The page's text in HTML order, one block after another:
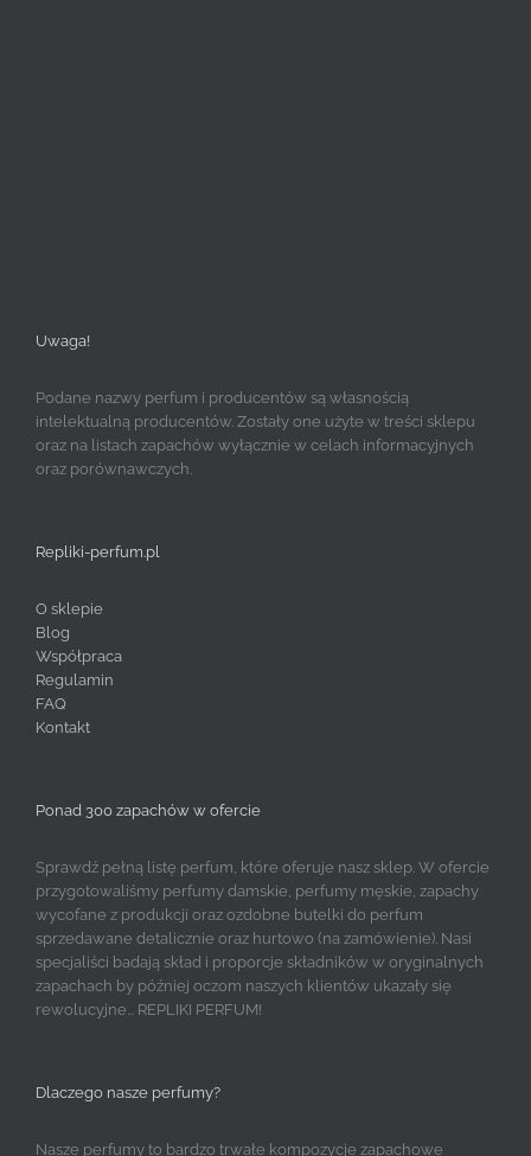
Uwaga!
Podane nazwy perfum i producentów są własnością
intelektualną producentów. Zostały one użyte w treści sklepu
oraz na listach zapachów wyłącznie w celach informacyjnych
oraz porównawczych.
Repliki-perfum.pl
O sklepie
Blog
Współpraca
Regulamin
FAQ
Kontakt
Ponad 300 zapachów w ofercie
Sprawdź pełną listę perfum, które oferuje nasz sklep. W ofercie
przygotowaliśmy perfumy damskie, perfumy męskie, zapachy
wycofane z produkcji oraz ozdobne butelki do perfum
sprzedawane detalicznie oraz hurtowo (na zamówienie). Nasi
specjaliści badają skład i proporcje składników w oryginalnych
zapachach by później oczom naszych klientów ukazały się
rewolucyjne... REPLIKI PERFUM!
Dlaczego nasze perfumy?
Nasze perfumy to bardzo trwałe kompozycje zapachowe